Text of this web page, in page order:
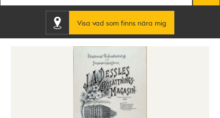
Visa vad som finns nära mig